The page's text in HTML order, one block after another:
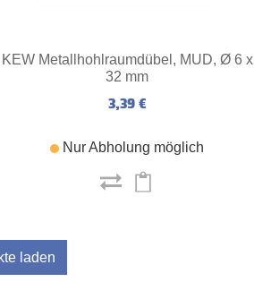
KEW Metallhohlraumdübel, MUD, Ø 6 x
32 mm
3,39 €
Nur Abholung möglich
laden